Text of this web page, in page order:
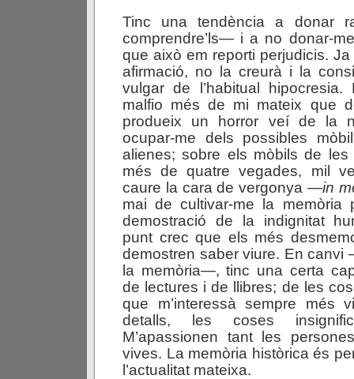
Tinc una tendència a donar
comprendre’ls— i a no donar-
que això em reporti perjudicis.
afirmació, no la creurà i la
vulgar de l’habitual
malfio més de mi mateix que
produeix un horror veí de la
ocupar-me dels possibles
alienes; sobre els mòbils de
més de quatre vegades, mil
caure la cara de vergonya —in
mai de cultivar-me la memòria
demostració de la indignitat
punt crec que els més
demostren saber viure. En canvi
la memòria—, tinc una certa
de lectures i de llibres; de les
que m’interessà sempre més
detalls, les coses
M’apassionen tant les
vives. La memòria històrica és
l’actualitat mateixa.